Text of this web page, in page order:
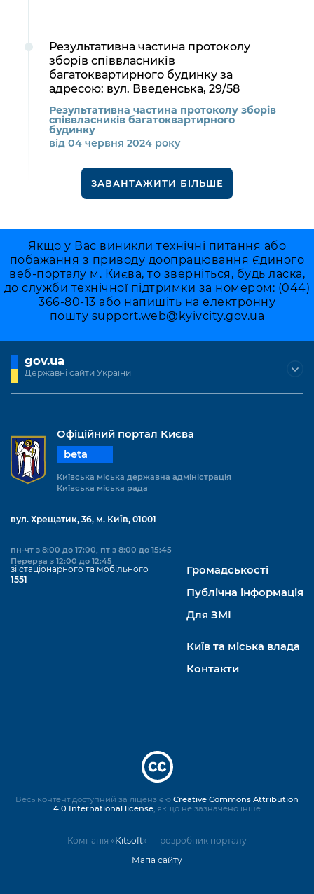
Результативна частина протоколу
зборів співвласників
багатоквартирного будинку за
адресою: вул. Введенська, 29/58
Результативна частина протоколу зборів
співвласників багатоквартирного
будинку
від 04 червня 2024 року
ЗАВАНТАЖИТИ БІЛЬШЕ
Якщо у Вас виникли технічні питання або
побажання з приводу доопрацювання Єдиного
веб-порталу м. Києва, то зверніться, будь ласка,
до служби технічної підтримки за номером: (044)
366-80-13 або напишіть на електронну
пошту support.web@kyivcity.gov.ua
gov.ua
Державні сайти України
Офіційний портал Києва
beta
Київська міська державна адміністрація
Київська міська рада
вул. Хрещатик, 36, м. Київ, 01001
пн-чт з 8:00 до 17:00, пт з 8:00 до 15:45
Перерва з 12:00 до 12:45
зі стаціонарного та мобільного
1551
Громадськості
Публічна інформація
Для ЗМІ
Київ та міська влада
Контакти
Компанія «Kitsoft» — розробник порталу
Мапа сайту
Весь контент доступний за ліцензією Creative Commons Attribution
4.0 International license, якщо не зазначено інше